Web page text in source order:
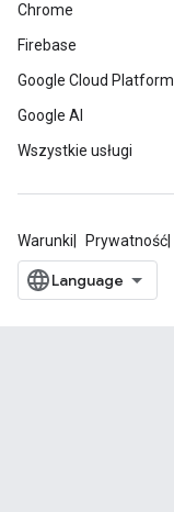
Chrome
Firebase
Google Cloud Platform
Google AI
Wszystkie usługi
Warunki Prywatność